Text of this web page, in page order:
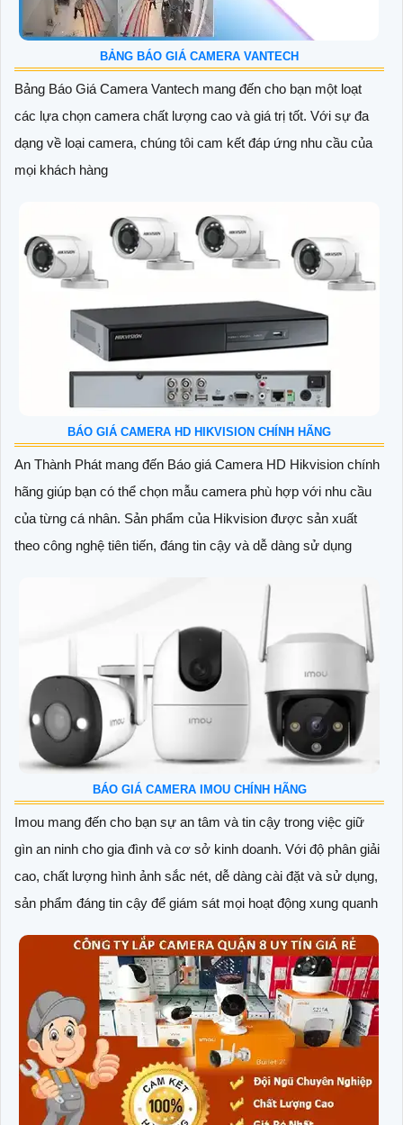
BẢNG BÁO GIÁ CAMERA VANTECH
Bảng Báo Giá Camera Vantech mang đến cho bạn một loạt
các lựa chọn camera chất lượng cao và giá trị tốt. Với sự đa
dạng về loại camera, chúng tôi cam kết đáp ứng nhu cầu của
mọi khách hàng
BÁO GIÁ CAMERA HD HIKVISION CHÍNH HÃNG
An Thành Phát mang đến Báo giá Camera HD Hikvision chính
hãng giúp bạn có thể chọn mẫu camera phù hợp với nhu cầu
của từng cá nhân. Sản phẩm của Hikvision được sản xuất
theo công nghệ tiên tiến, đáng tin cậy và dễ dàng sử dụng
BÁO GIÁ CAMERA IMOU CHÍNH HÃNG
Imou mang đến cho bạn sự an tâm và tin cậy trong việc giữ
gìn an ninh cho gia đình và cơ sở kinh doanh. Với độ phân giải
cao, chất lượng hình ảnh sắc nét, dễ dàng cài đặt và sử dụng,
sản phẩm đáng tin cậy để giám sát mọi hoạt động xung quanh